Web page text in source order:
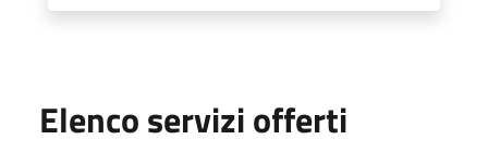
Elenco servizi offerti